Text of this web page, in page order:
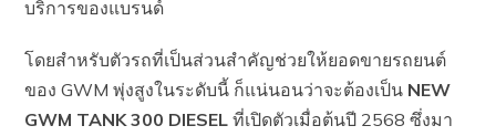
บริการของแบรนด์
โดยสำหรับตัวรถที่เป็นส่วนสำคัญช่วยให้ยอดขายรถยนต์
ของ GWM พุ่งสูงในระดับนี้ ก็แน่นอนว่าจะต้องเป็น NEW
GWM TANK 300 DIESEL ที่เปิดตัวเมื่อต้นปี 2568 ซึ่งมา